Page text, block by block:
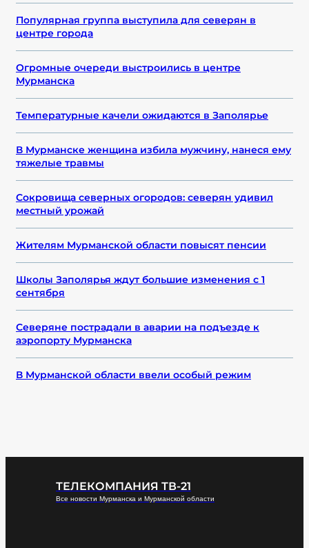
Популярная группа выступила для северян в
центре города
Огромные очереди выстроились в центре
Мурманска
Температурные качели ожидаются в Заполярье
В Мурманске женщина избила мужчину, нанеся ему
тяжелые травмы
Сокровища северных огородов: северян удивил
местный урожай
Жителям Мурманской области повысят пенсии
Школы Заполярья ждут большие изменения с 1
сентября
Северяне пострадали в аварии на подъезде к
аэропорту Мурманска
В Мурманской области ввели особый режим
ТЕЛЕКОМПАНИЯ ТВ-21
Все новости Мурманска и Мурманской области